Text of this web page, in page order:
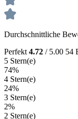
Durchschnittliche
Perfekt 4.72 / 5.00 54
5 Stern(e)
74%
4 Stern(e)
24%
3 Stern(e)
2%
2 Stern(e)